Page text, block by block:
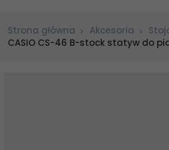
Strona główna Akcesoria
CASIO CS-46 B-stock statyw do